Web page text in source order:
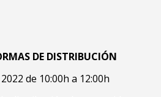
DE DISTRIBUCIÓN
de 10:00h a 12:00h